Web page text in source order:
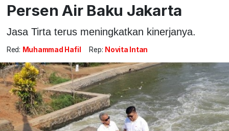
Persen Air Baku Jakarta
Jasa Tirta terus meningkatkan kinerjanya.
Red: Muhammad Hafil Rep: Novita Intan